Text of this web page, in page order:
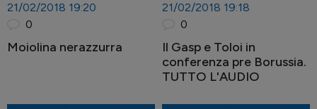
21/02/2018 19:20
0
Moiolina nerazzurra
21/02/2018 19:18
0
Il Gasp e Toloi in
conferenza pre Borussia.
TUTTO L'AUDIO